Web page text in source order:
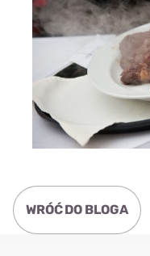
WRÓĆ DO BLOGA